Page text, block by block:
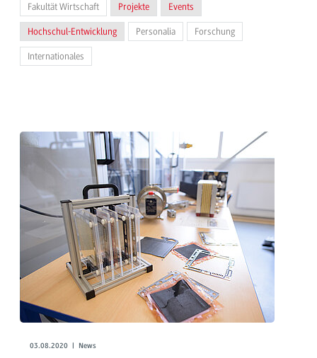
Fakultät Wirtschaft Projekte Events
Hochschul-Entwicklung Personalia Forschung
Internationales
03.08.2020 | News